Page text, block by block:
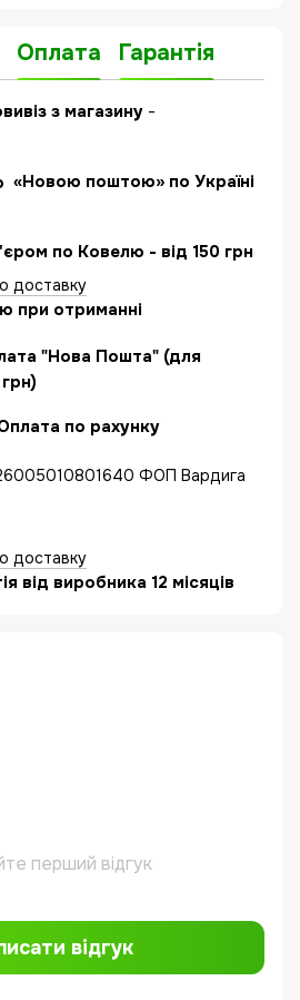
Оплата Гарантія
з магазину -
«Новою поштою» по Україні
по Ковелю - від 150 грн
доставку
при отриманні
"Нова Пошта" (для
по рахунку
ФОП Вардига
доставку
від виробника 12 місяців
перший відгук
відгук